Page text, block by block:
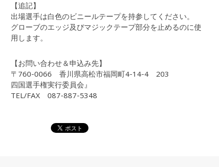
【追記】
出場選手は白色のビニールテープを持参してください。
グローブのエッジ及びマジックテープ部分を止めるのに使
用します。
【お問い合わせ＆申込み先】
〒760-0066 香川県高松市福岡町4-14-4 203
四国選手権実行委員会』
TEL/FAX 087-887-5348